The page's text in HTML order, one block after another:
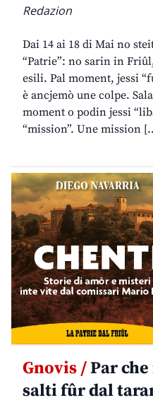
Redazion
Dai 14 ai 18 di Mai no
“Patrie”: no sarin in
esili. Pal moment, jessi
è ancjemò une colpe.
moment o podin jessi
“mission”. Une mission
Gnovis /Par
salti fûr dal